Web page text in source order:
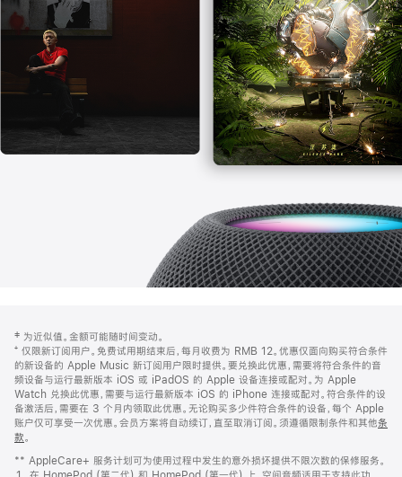
开)
页
页
脚
注
‡ 为近似值。金额可能随时间变动。
⁺ 仅限新订阅用户。免费试用期结束后，每月收费为 RMB 12。优惠仅面向购买符合条件
的新设备的 Apple Music 新订阅用户限时提供。要兑换此优惠，需要将符合条件的音
频设备与运行最新版本 iOS 或 iPadOS 的 Apple 设备连接或配对。为 Apple
Watch 兑换此优惠，需要与运行最新版本 iOS 的 iPhone 连接或配对。符合条件的设
备激活后，需要在 3 个月内领取此优惠。无论购买多少件符合条件的设备，每个 Apple
账户仅可享受一次优惠。会员方案将自动续订，直至取消订阅。须遵循限制条件和其他条
款。
窗
** AppleCare+ 服务计划可为使用过程中发生的意外损坏提供不限次数的保修服务。
在 HomePod (第二代) 和 HomePod (第一代) 上，空间音频适用于支持此功